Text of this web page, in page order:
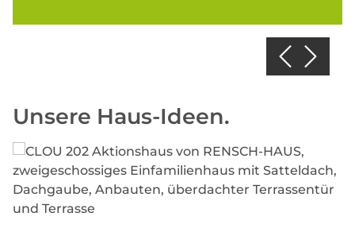
Unsere Haus-Ideen.